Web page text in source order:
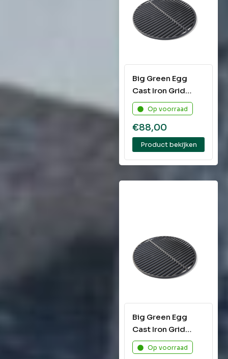
Big Green Egg
Cast Iron Grid
Medium
Op voorraad
€88,00
Product bekijken
Big Green Egg
Cast Iron Grid
Small, MIniMax
Op voorraad